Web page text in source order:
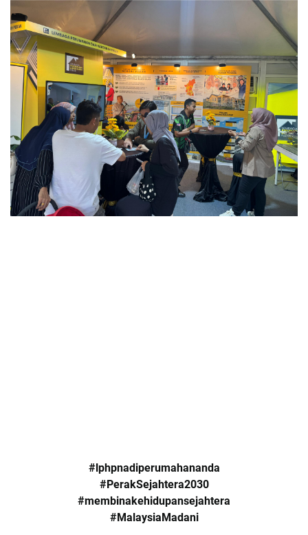
#lphpnadiperumahananda
#PerakSejahtera2030
#membinakehidupansejahtera
#MalaysiaMadani